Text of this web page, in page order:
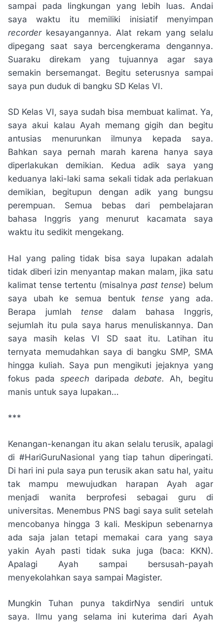
sampai pada lingkungan yang lebih luas. Andai
saya waktu itu memiliki inisiatif menyimpan
recorder kesayangannya. Alat rekam yang selalu
dipegang saat saya bercengkerama dengannya.
Suaraku direkam yang tujuannya agar saya
semakin bersemangat. Begitu seterusnya sampai
saya pun duduk di bangku SD Kelas VI.
SD Kelas VI, saya sudah bisa membuat kalimat. Ya,
saya akui kalau Ayah memang gigih dan begitu
antusias menurunkan ilmunya kepada saya.
Bahkan saya pernah marah karena hanya saya
diperlakukan demikian. Kedua adik saya yang
keduanya laki-laki sama sekali tidak ada perlakuan
demikian, begitupun dengan adik yang bungsu
perempuan. Semua bebas dari pembelajaran
bahasa Inggris yang menurut kacamata saya
waktu itu sedikit mengekang.
Hal yang paling tidak bisa saya lupakan adalah
tidak diberi izin menyantap makan malam, jika satu
kalimat tense tertentu (misalnya past tense) belum
saya ubah ke semua bentuk tenseyang ada.
Berapa jumlah tense dalam bahasa Inggris,
sejumlah itu pula saya harus menuliskannya. Dan
saya masih kelas VI SD saat itu. Latihan itu
ternyata memudahkan saya di bangku SMP, SMA
hingga kuliah. Saya pun mengikuti jejaknya yang
fokus pada speech daripadadebate. Ah, begitu
manis untuk saya lupakan…
***
Kenangan-kenangan itu akan selalu terusik, apalagi
di #HariGuruNasional yang tiap tahun diperingati.
Di hari ini pula saya pun terusik akan satu hal, yaitu
tak mampu mewujudkan harapan Ayah agar
menjadi wanita berprofesi sebagai guru di
universitas. Menembus PNS bagi saya sulit setelah
mencobanya hingga 3 kali. Meskipun sebenarnya
ada saja jalan tetapi memakai cara yang saya
yakin Ayah pasti tidak suka juga (baca: KKN).
Apalagi Ayah sampai bersusah-payah
menyekolahkan saya sampai Magister.
Mungkin Tuhan punya takdirNya sendiri untuk
saya. Ilmu yang selama ini kuterima dari Ayah